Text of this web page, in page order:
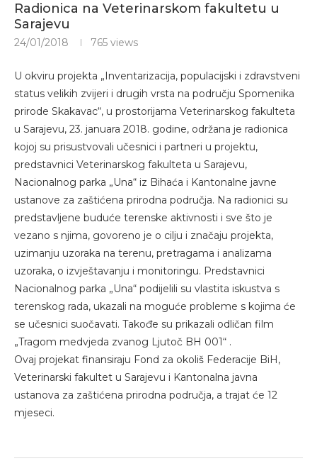
Radionica na Veterinarskom fakultetu u
Sarajevu
24/01/2018 765 views
U okviru projekta „Inventarizacija, populacijski i zdravstveni
status velikih zvijeri i drugih vrsta na području Spomenika
prirode Skakavac“, u prostorijama Veterinarskog fakulteta
u Sarajevu, 23. januara 2018. godine, održana je radionica
kojoj su prisustvovali učesnici i partneri u projektu,
predstavnici Veterinarskog fakulteta u Sarajevu,
Nacionalnog parka „Una“ iz Bihaća i Kantonalne javne
ustanove za zaštićena prirodna područja. Na radionici su
predstavljene buduće terenske aktivnosti i sve što je
vezano s njima, govoreno je o cilju i značaju projekta,
uzimanju uzoraka na terenu, pretragama i analizama
uzoraka, o izvještavanju i monitoringu. Predstavnici
Nacionalnog parka „Una“ podijelili su vlastita iskustva s
terenskog rada, ukazali na moguće probleme s kojima će
se učesnici suočavati. Takođe su prikazali odličan film
„Tragom medvjeda zvanog Ljutoč BH 001“ .
Ovaj projekat finansiraju Fond za okoliš Federacije BiH,
Veterinarski fakultet u Sarajevu i Kantonalna javna
ustanova za zaštićena prirodna područja, a trajat će 12
mjeseci.